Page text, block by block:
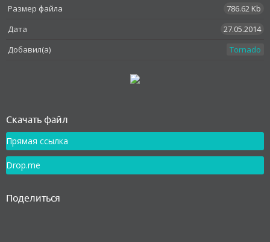
Размер файла
786.62 Kb
Дата
27.05.2014
Добавил(а)
Tornado
Как установить
Скачать файл
Прямая ссылка
Drop.me
Поделиться